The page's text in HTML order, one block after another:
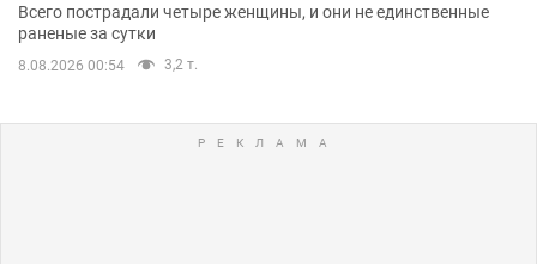
Всего пострадали четыре женщины, и они не единственные
раненые за сутки
8.08.2026 00:54 3,2 т.